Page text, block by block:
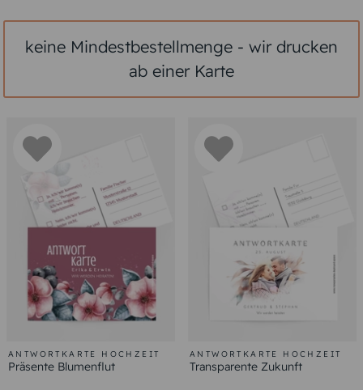
keine Mindestbestellmenge - wir drucken
ab einer Karte
ANTWORTKARTE HOCHZEIT
Präsente Blumenflut
ANTWORTKARTE HOCHZEIT
Transparente Zukunft